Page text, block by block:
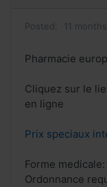
Posted: 11
Pharmacie
Cliquez sur le
en ligne
Prix speciaux
Forme
Ordonnance